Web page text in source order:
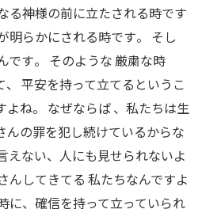
る神様の前に立たされる時です
明らかにされる時です。
そし
です。
そのような 厳粛な時
、
平安を持って立てるというこ
よね。 なぜならば 、 私たちは生
んの罪を犯し続けているからな
えない、
人にも見せられないよ
んしてきてる 私たちなんですよ
に、 確信を持って立っていられ